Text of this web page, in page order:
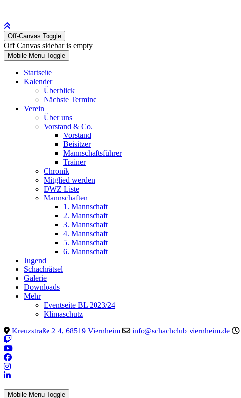
Off-Canvas Toggle
Off Canvas sidebar is empty
Mobile Menu Toggle
Startseite
Kalender
Überblick
Nächste Termine
Verein
Über uns
Vorstand & Co.
Vorstand
Beisitzer
Mannschaftsführer
Trainer
Chronik
Mitglied werden
DWZ Liste
Mannschaften
1. Mannschaft
2. Mannschaft
3. Mannschaft
4. Mannschaft
5. Mannschaft
6. Mannschaft
Jugend
Schachrätsel
Galerie
Downloads
Mehr
Eventseite BL 2023/24
Klimaschutz
Kreuzstraße 2-4, 68519 Viernheim
info@schachclub-viernheim.de
Mobile Menu Toggle